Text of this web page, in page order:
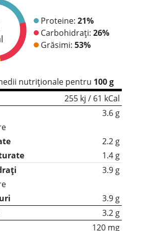
Proteine: 21%
Carbohidrați: 26%
Grăsimi: 53%
nutriționale pentru 100 g
255 kj / 61 kCal
3.6 g
2.2 g
1.4 g
3.9 g
3.9 g
3.2 g
120 mg